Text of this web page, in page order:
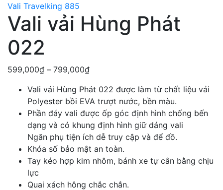
Vali Travelking 885
Vali vải Hùng Phát
022
599,000₫ – 799,000₫Khoảng
từ
599,000₫
đến
799,000₫
Vali vải Hùng Phát 022 được làm từ chất liệu vải
Polyester bồi EVA trượt nước, bền màu.
Phần đáy vali được ốp góc định hình chống bến
dạng và có khung định hình giữ dáng vali
Ngăn phụ tiện ích dễ truy cập và để đồ.
Khóa số bảo mật an toàn.
Tay kéo hợp kim nhôm, bánh xe tự cân bằng chịu
lực
Quai xách hông chắc chắn.